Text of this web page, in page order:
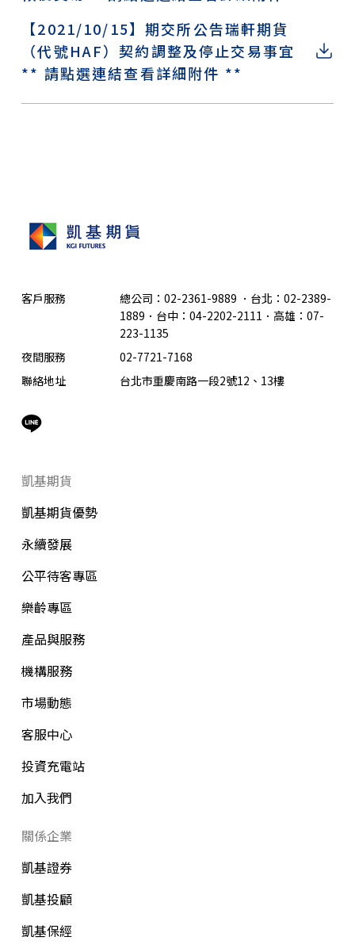
【2021/10/15】期交所公告瑞軒期貨
（代號HAF）契約調整及停止交易事宜
** 請點選連結查看詳細附件 **
客戶服務 總公司：02-2361-9889 ． 台北：02-2389-
1889．台中：04-2202-2111．高雄：07-
223-1135
夜間服務
02-7721-7168
聯絡地址
台北市重慶南路一段2號12、13樓
凱基期貨
凱基期貨優勢
永續發展
公平待客專區
樂齡專區
產品與服務
機構服務
市場動態
客服中心
投資充電站
加入我們
關係企業
凱基證券
凱基投顧
凱基保經